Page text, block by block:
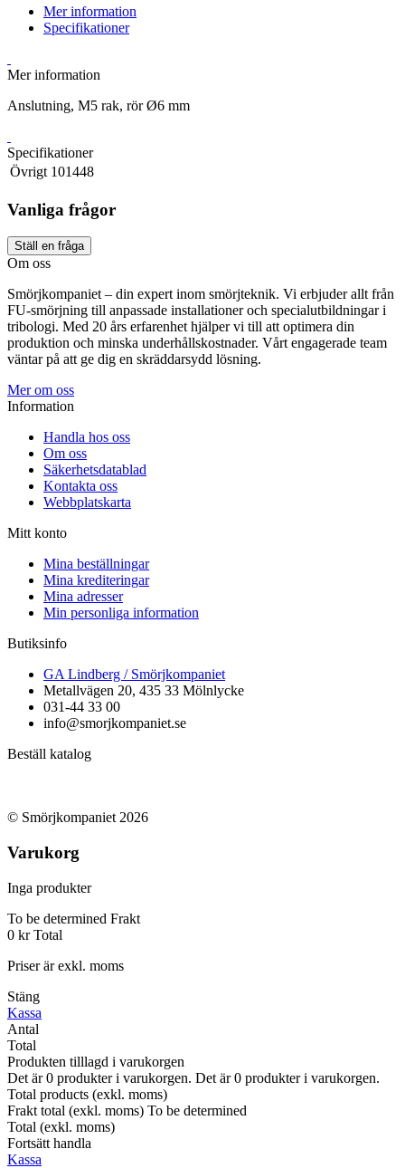
Mer information
Specifikationer
Mer information
Anslutning, M5 rak, rör Ø6 mm
Specifikationer
Övrigt 101448
Vanliga frågor
Ställ en fråga
Om oss
Smörjkompaniet – din expert inom smörjteknik. Vi erbjuder allt från
FU-smörjning till anpassade installationer och specialutbildningar i
tribologi. Med 20 års erfarenhet hjälper vi till att optimera din
produktion och minska underhållskostnader. Vårt engagerade team
väntar på att ge dig en skräddarsydd lösning.
Mer om oss
Information
Handla hos oss
Om oss
Säkerhetsdatablad
Kontakta oss
Webbplatskarta
Mitt konto
Mina beställningar
Mina krediteringar
Mina adresser
Min personliga information
Butiksinfo
GA Lindberg / Smörjkompaniet
Metallvägen 20, 435 33 Mölnlycke
031-44 33 00
info@smorjkompaniet.se
Beställ katalog
© Smörjkompaniet 2026
Varukorg
Inga produkter
To be determined Frakt
0 kr Total
Priser är exkl. moms
Stäng
Kassa
Antal
Total
Produkten tilllagd i varukorgen
Det är0 produkter i varukorgen. Det är0 produkter i varukorgen.
Total products (exkl. moms)
Frakt total (exkl. moms) To be determined
Total (exkl. moms)
Fortsätt handla
Kassa